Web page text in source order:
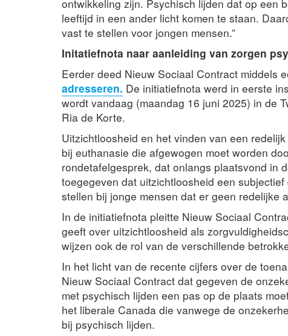
ontwikkeling zijn. Psychisch lijden dat op een
leeftijd in een ander licht komen te staan.
vast te stellen voor jongen mensen.”
Initatiefnota naar aanleiding van zorgen
Eerder deed Nieuw Sociaal Contract middels
adresseren. De initiatiefnota werd in eerste
wordt vandaag (maandag 16 juni 2025) in de
Ria de Korte.
Uitzichtloosheid en het vinden van een
bij euthanasie die afgewogen moet worden
rondetafelgesprek, dat onlangs plaatsvond in
toegegeven dat uitzichtloosheid een
stellen bij jonge mensen dat er geen redelijke
In de initiatiefnota pleitte Nieuw Sociaal
geeft over uitzichtloosheid als
wijzen ook de rol van de verschillende
In het licht van de recente cijfers over de
Nieuw Sociaal Contract dat gegeven de
met psychisch lijden een pas op de plaats
het liberale Canada die vanwege de
bij psychisch lijden.